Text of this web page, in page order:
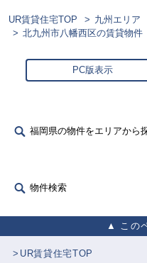
UR賃貸住宅TOP 九州エリア
北九州市八幡西区の賃貸物件
PC版表示
福岡県の物件をエリアから
物件検索
この
UR賃貸住宅TOP